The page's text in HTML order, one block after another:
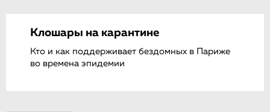
Клошары на карантине
Кто и как поддерживает бездомных в Париже
во времена эпидемии